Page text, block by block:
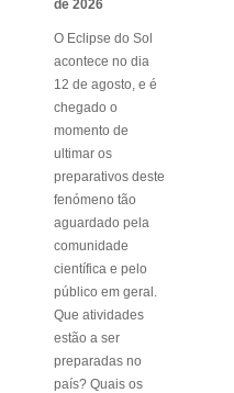
de 2026
O Eclipse do Sol
acontece no dia
12 de agosto, e é
chegado o
momento de
ultimar os
preparativos deste
fenómeno tão
aguardado pela
comunidade
científica e pelo
público em geral.
Que atividades
estão a ser
preparadas no
país? Quais os